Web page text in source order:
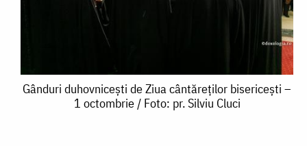
Gânduri
duhovnicești
Gânduri duhovnicești de Ziua cântăreților bisericești –
1 octombrie / Foto: pr. Silviu Cluci